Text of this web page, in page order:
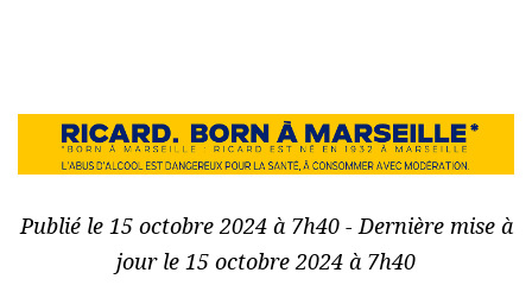
Publié le 15 octobre 2024 à 7h40 - Dernière mise à
jour le 15 octobre 2024 à 7h40